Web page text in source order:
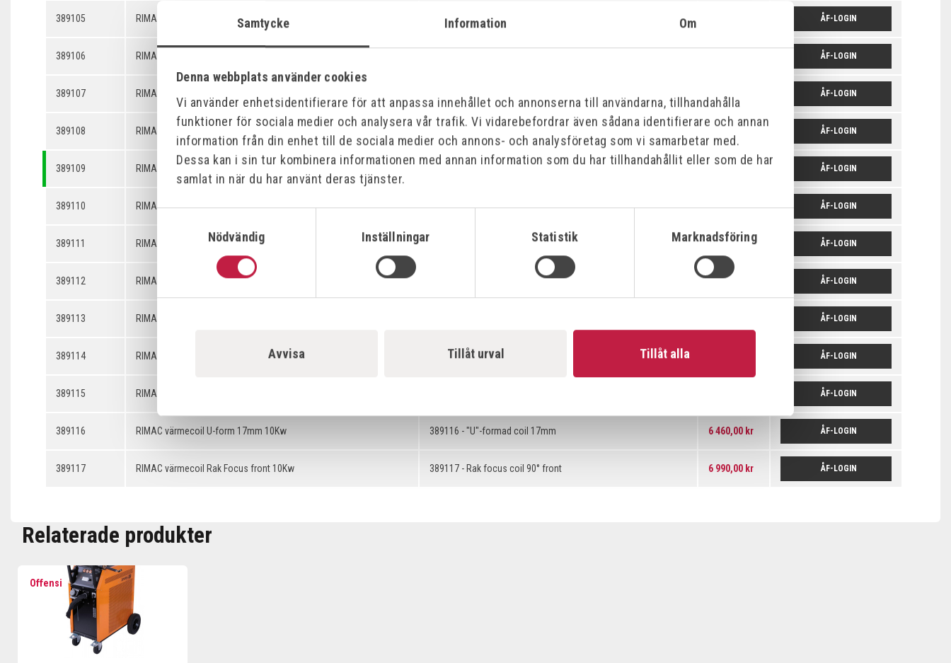
Samtycke Information Om
Denna webbplats använder cookies
Vi använder enhetsidentifierare för att anpassa innehållet och annonserna till användarna, tillhandahålla
funktioner för sociala medier och analysera vår trafik. Vi vidarebefordrar även sådana identifierare och annan
information från din enhet till de sociala medier och annons- och analysföretag som vi samarbetar med.
Dessa kan i sin tur kombinera informationen med annan information som du har tillhandahållit eller som de har
samlat in när du har använt deras tjänster.
Nödvändig
Inställningar Statistik Marknadsföring
Avvisa Tillåt urval Tillåt alla
389105 RIMAC värmecoil singelvarv 34mm 10Kw 389105 - Rund coil singelvarv Ø 34mm ÅF-LOGIN
389106 RIMAC värmecoil singelvarv 40mm 10Kw ÅF-LOGIN
389107 RIMAC värmecoil singelvarv 47mm 10Kw ÅF-LOGIN
389108 RIMAC värmecoil singelvarv 57mm 10Kw ÅF-LOGIN
389109 RIMAC värmecoil singelvarv 67mm 10Kw 389109 - Rund coil singelvarv Ø 67mm 6 460,00 kr ÅF-LOGIN
389110 RIMAC värmecoil singelvarv 82mm 10Kw 389110 - Rund coil singelvarv Ø 82mm 6 460,00 kr ÅF-LOGIN
389111 RIMAC värmecoil dubbelvarv 22mm 10Kw 389111 - Rund coil dubbelvarv Ø 22mm 6 460,00 kr ÅF-LOGIN
389112 RIMAC värmecoil dubbelvarv 28mm 10Kw 389112 - Rund coil dubbelvarv Ø 28mm 6 460,00 kr ÅF-LOGIN
389113 RIMAC värmecoil dubbelvarv 34mm 10Kw ÅF-LOGIN
389114 RIMAC värmecoil dubbelvarv 40mm 10Kw 389114 - Rund coil dubbelvarv Ø 40mm ÅF-LOGIN
389115 RIMAC värmecoil U-form 14mm 10Kw ÅF-LOGIN
389116 RIMAC värmecoil U-form 17mm 10Kw 389116 - "U"-formad coil 17mm 6 460,00 kr ÅF-LOGIN
389117 RIMAC värmecoil Rak Focus front 10Kw 389117 - Rak focus coil 90° front 6 990,00 kr ÅF-LOGIN
Relaterade produkter
Offensiv